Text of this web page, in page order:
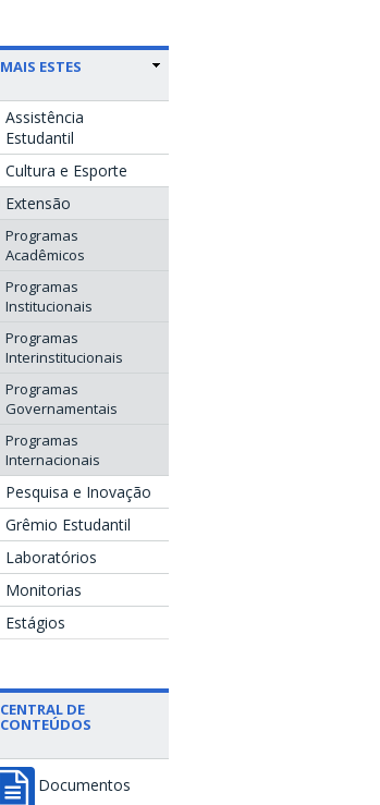
MAIS ESTES
Assistência
Estudantil
Cultura e Esporte
Extensão
Programas
Acadêmicos
Programas
Institucionais
Programas
Interinstitucionais
Programas
Governamentais
Programas
Internacionais
Pesquisa e Inovação
Grêmio Estudantil
Laboratórios
Monitorias
Estágios
CENTRAL DE
CONTEÚDOS
Documentos